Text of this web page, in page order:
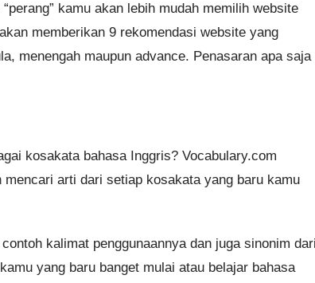
kamu akan lebih mudah memilih website
memberikan 9 rekomendasi website yang
menengah maupun advance. Penasaran apa saja
kosakata bahasa Inggris? Vocabulary.com
arti dari setiap kosakata yang baru kamu
kalimat penggunaannya dan juga sinonim
yang baru banget mulai atau belajar bahasa